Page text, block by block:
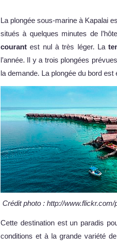
La plongée sous-marine à Kapalai
situés à quelques minutes de
courant est nul à très léger. La
l’année. Il y a trois plongées
la demande. La plongée du bord est
Crédit photo : http://
Cette destination est un paradis
conditions et à la grande variété